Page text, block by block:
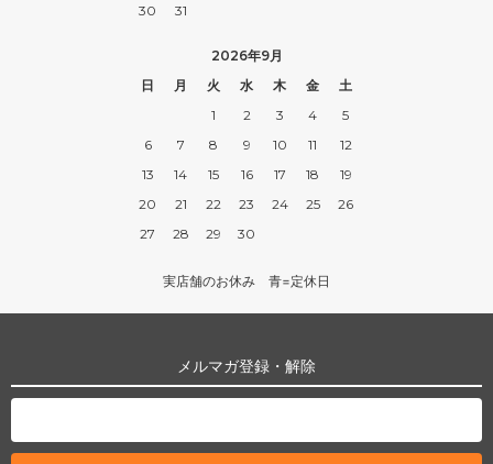
30
31
2026年9月
日
月 火 水 木 金
土
1
2 3 4
5
6
7 8 9 10 11
12
13
14 15 16 17 18
19
20
21 22 23 24 25
26
27
28 29 30
実店舗のお休み 青=定休日
メルマガ登録・解除